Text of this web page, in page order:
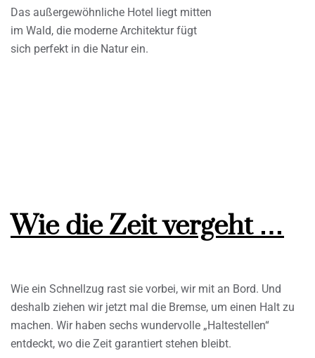
Das außergewöhnliche Hotel liegt mitten
im Wald, die moderne Architektur fügt
sich perfekt in die Natur ein.
Wie die Zeit vergeht …
Wie ein Schnellzug rast sie vorbei, wir mit an Bord. Und
deshalb ziehen wir jetzt mal die Bremse, um einen Halt zu
machen. Wir haben sechs wundervolle „Haltestellen“
entdeckt, wo die Zeit garantiert stehen bleibt.